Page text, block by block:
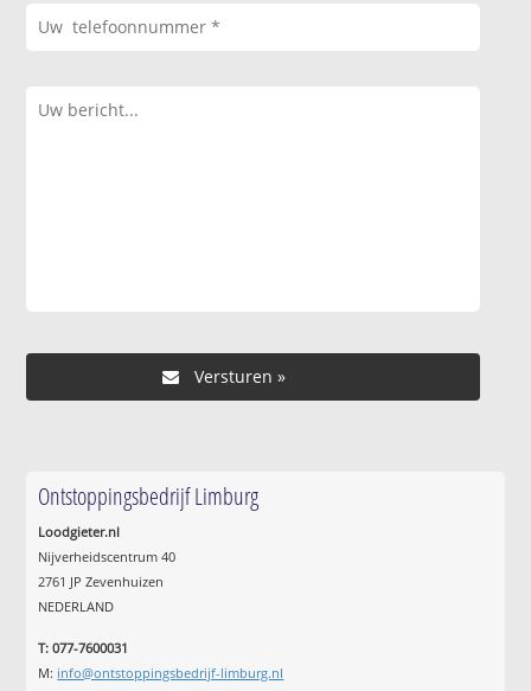
Ontstoppingsbedrijf Limburg
Loodgieter.nl
Nijverheidscentrum 40
2761 JP Zevenhuizen
NEDERLAND
T: 077-7600031
M: info@ontstoppingsbedrijf-limburg.nl